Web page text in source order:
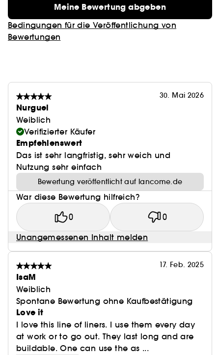
Meine Bewertung abgeben
Bedingungen für die Veröffentlichung von
Bewertungen
30. Mai 2026
Nurguel
Weiblich
Verifizierter Käufer
Empfehlenswert
Das ist sehr langfristig, sehr weich und
Nutzung sehr einfach
Bewertung veröffentlicht auf lancome.de
War diese Bewertung hilfreich?
0 0
Unangemessenen Inhalt melden
17. Feb. 2025
IsaM
Weiblich
Spontane Bewertung ohne Kaufbestätigung
Love it
I love this line of liners. I use them every day
at work or to go out. They last long and are
buildable. One can use the as ...